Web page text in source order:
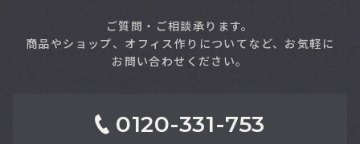
ご質問・ご相談承ります。
商品やショップ、オフィス作りについてなど、お気軽に
お問い合わせください。
0120-331-753